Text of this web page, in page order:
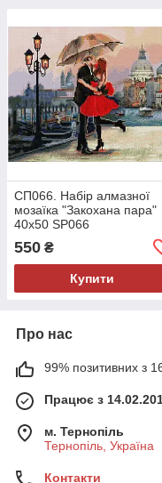
СП066. Набір алмазної
мозаїка "Закохана пара"
40х50 SP066
550 ₴
Купити
Про нас
99% позитивних з
Працює з
м. Тернопіль
Тернопіль, Україна
Контакти